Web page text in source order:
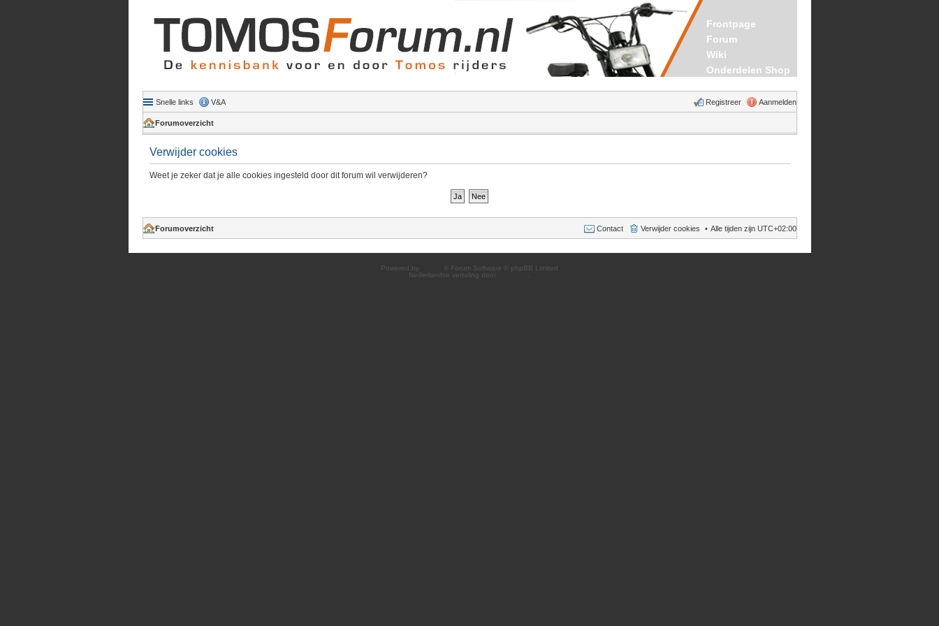
Frontpage
Forum
Wiki
Onderdelen Shop
Snelle links V&A Aanmelden
Registreer
Forumoverzicht
Verwijder cookies
Weet je zeker dat je alle cookies ingesteld door dit forum wil verwijderen?
Forumoverzicht Alle tijden zijn UTC+02:00
Verwijder cookies
Contact
Powered by
® Forum Software © phpBB Limited
Nederlandse vertaling door